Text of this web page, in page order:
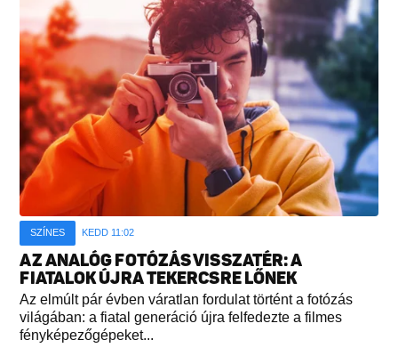
SZÍNES KEDD 11:02
AZ ANALÓG FOTÓZÁS VISSZATÉR: A
FIATALOK ÚJRA TEKERCSRE LŐNEK
Az elmúlt pár évben váratlan fordulat történt a fotózás
világában: a fiatal generáció újra felfedezte a filmes
fényképezőgépeket...